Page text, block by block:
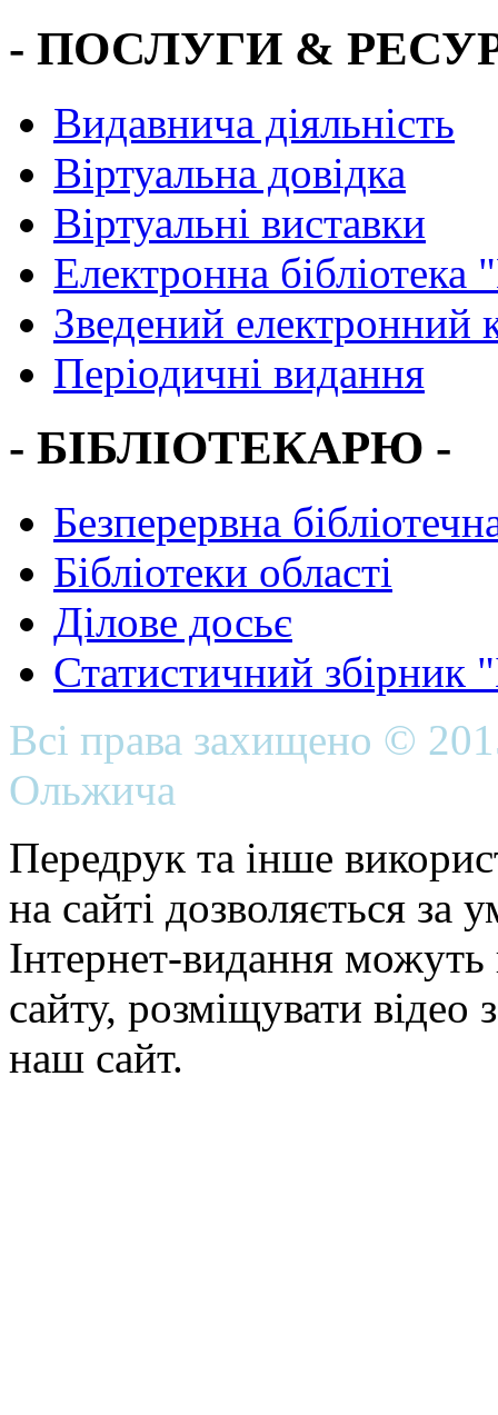
- ПОСЛУГИ &
Видавнича діяльність
Віртуальна довідка
Віртуальні виставки
Електронна
Зведений електронний
Періодичні видання
- БІБЛІОТЕКАРЮ -
Безперервна
Бібліотеки області
Ділове досьє
Статистичний
Всі права захищено ©
Ольжича
Передрук та інше
на сайті дозволяється
Інтернет-видання можуть
сайту, розміщувати відео
наш сайт.